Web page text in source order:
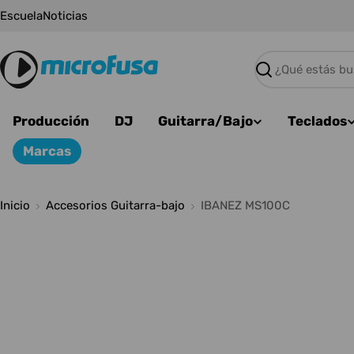
Saltar
EscuelaNoticias
Buscar
Producción DJ Guitarra/Bajo Teclados
Marcas
Inicio Accesorios Guitarra-bajo IBANEZ MS100C